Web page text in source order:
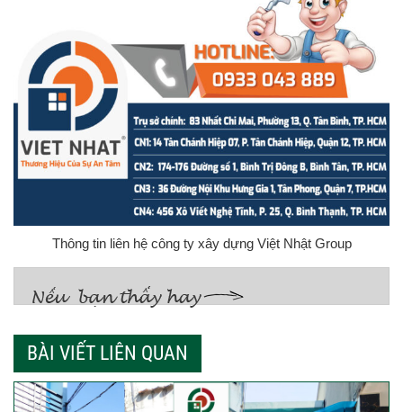
Thông tin liên hệ công ty xây dựng Việt Nhật Group
BÀI VIẾT LIÊN QUAN